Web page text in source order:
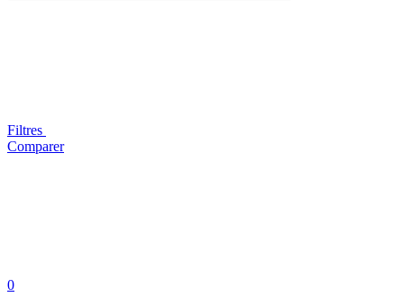
Filtres
Comparer
0